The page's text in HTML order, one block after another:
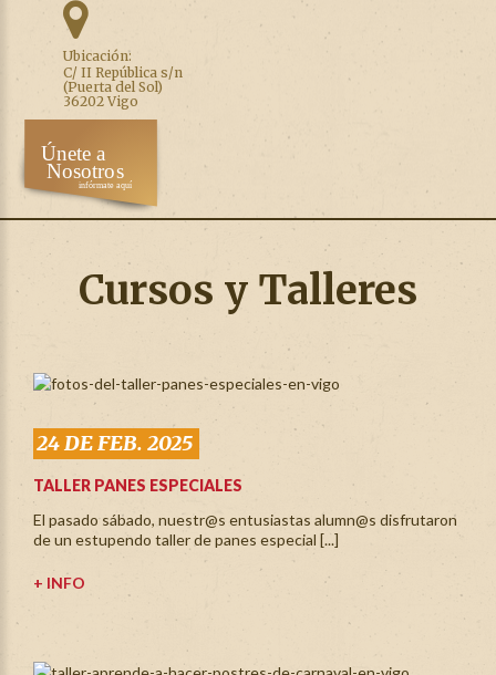
Ubicación:
C/ II República s/n
(Puerta del Sol)
36202 Vigo
Cursos y Talleres
24 DE FEB. 2025
TALLER PANES ESPECIALES
El pasado sábado, nuestr@s entusiastas alumn@s disfrutaron
de un estupendo taller de panes especial [...]
+ INFO